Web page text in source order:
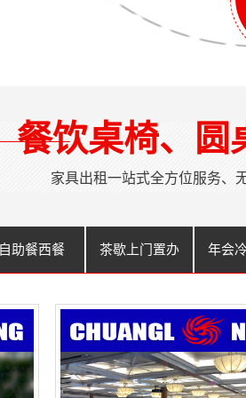
餐饮桌椅、圆
家具出租一站式全方位服务、
自助餐西餐 茶歇上门置办 年会